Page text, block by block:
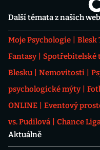
Další témata z našich
Moje Psychologie Blesk
Fantasy
Spotřebitelské
Blesku
Nemovitosti
psychologické mýty
ONLINE
Eventový
vs. Pudilová
Chance
Aktuálně